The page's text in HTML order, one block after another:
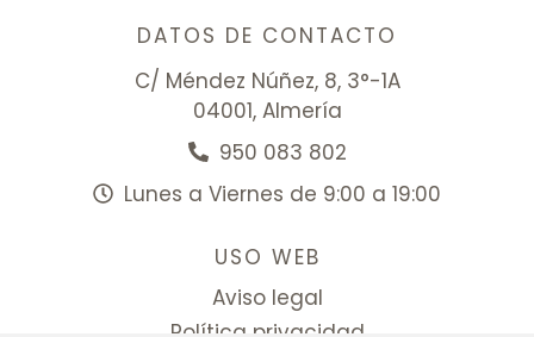
DATOS DE CONTACTO
C/ Méndez Núñez, 8, 3°-1A
04001, Almería
950 083 802
Lunes a Viernes de 9:00 a 19:00
USO WEB
Aviso legal